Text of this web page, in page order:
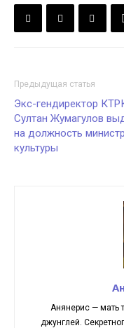
Предыдущая статья
Экс-гендиректор
Султан Жумагулов
на должность
культуры
Анянерис — мать
джунглей.